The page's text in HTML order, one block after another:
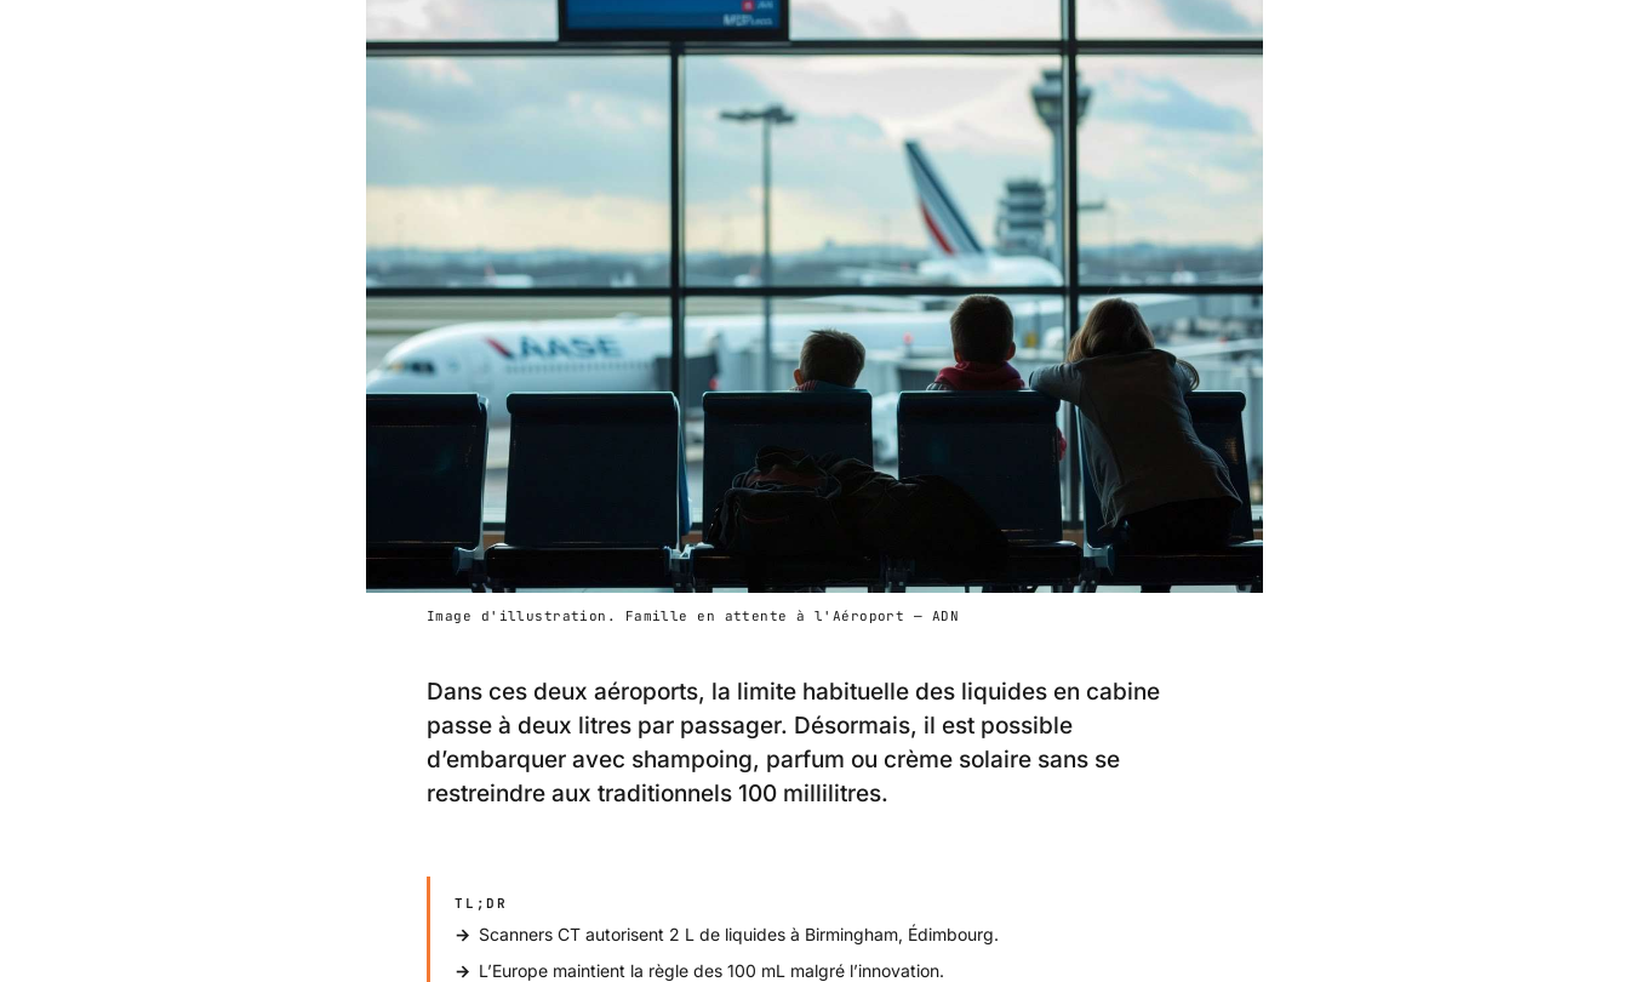
Image d'illustration. Famille en attente à l'Aéroport — ADN
Dans ces deux aéroports, la limite habituelle des liquides en cabine
passe à deux litres par passager. Désormais, il est possible
d’embarquer avec shampoing, parfum ou crème solaire sans se
restreindre aux traditionnels 100 millilitres.
TL;DR
Scanners CT autorisent 2 L de liquides à Birmingham, Édimbourg.
L’Europe maintient la règle des 100 mL malgré l’innovation.